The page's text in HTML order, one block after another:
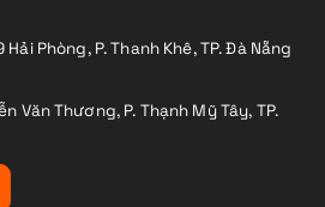
Hải Phòng, P. Thanh Khê, TP. Đà Nẵng
Văn Thương, P. Thạnh Mỹ Tây, TP.